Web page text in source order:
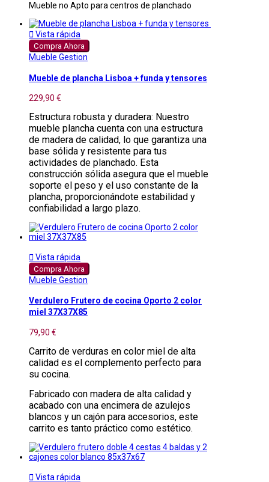
Mueble no Apto para centros de planchado
 Vista rápida
Compra Ahora
Mueble Gestion
Mueble de plancha Lisboa + funda y tensores
229,90 €
Estructura robusta y duradera: Nuestro
mueble plancha cuenta con una estructura
de madera de calidad, lo que garantiza una
base sólida y resistente para tus
actividades de planchado. Esta
construcción sólida asegura que el mueble
soporte el peso y el uso constante de la
plancha, proporcionándote estabilidad y
confiabilidad a largo plazo.
 Vista rápida
Compra Ahora
Mueble Gestion
Verdulero Frutero de cocina Oporto 2 color
miel 37X37X85
79,90 €
Carrito de verduras en color miel de alta
calidad es el complemento perfecto para
su cocina.
Fabricado con madera de alta calidad y
acabado con una encimera de azulejos
blancos y un cajón para accesorios, este
carrito es tanto práctico como estético.
 Vista rápida